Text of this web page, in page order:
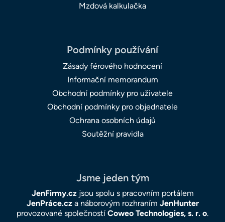
Mzdová kalkulačka
Podmínky používání
Zásady férového hodnocení
Informační memorandum
Obchodní podmínky pro uživatele
Obchodní podmínky pro objednatele
Ochrana osobních údajů
Soutěžní pravidla
Jsme jeden tým
JenFirmy.czjsou spolu s pracovním portálem
JenPráce.cza náborovým rozhraním JenHunter
provozované společností Coweo Technologies, s. r. o.